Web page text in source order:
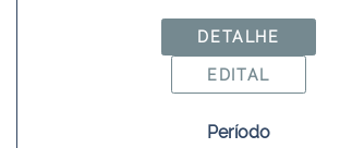
DETALHE
EDITAL
Período